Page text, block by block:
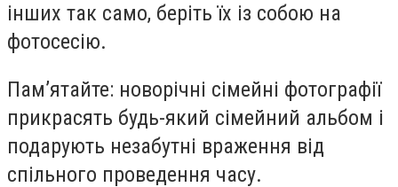
інших так само, беріть їх із собою на
фотосесію.
Пам’ятайте: новорічні сімейні фотографії
прикрасять будь-який сімейний альбом і
подарують незабутні враження від
спільного проведення часу.